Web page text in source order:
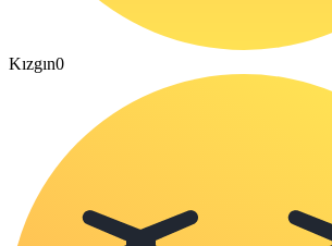
Kızgın0